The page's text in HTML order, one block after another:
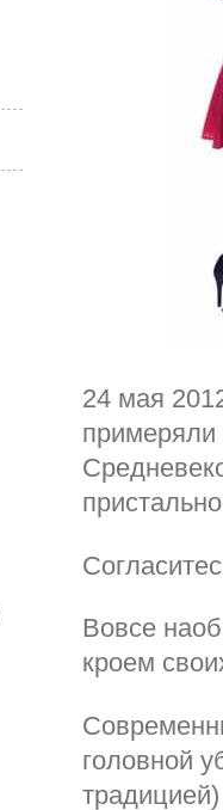
24 мая
Вовсе
кроем
головной